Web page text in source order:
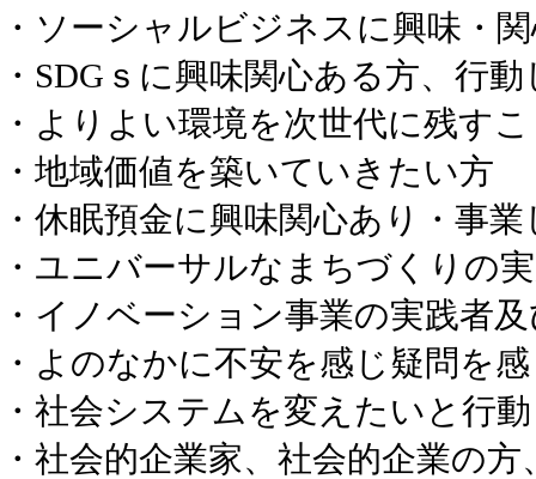
・ソーシャルビジネスに興味・
・SDGｓに興味関心ある方、行
・よりよい環境を次世代に残す
・地域価値を築いていきたい方
・休眠預金に興味関心あり・事
・ユニバーサルなまちづくりの
・イノベーション事業の実践者
・よのなかに不安を感じ疑問を
・社会システムを変えたいと行
・社会的企業家、社会的企業の